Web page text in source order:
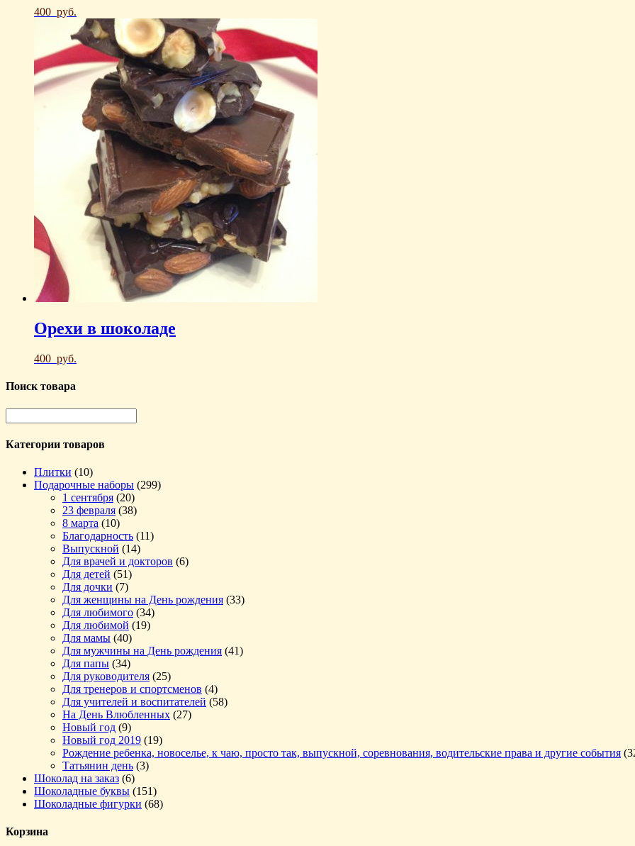
400 руб.
Орехи в шоколаде
400 руб.
Поиск товара
Категории товаров
Плитки (10)
Подарочные наборы (299)
1 сентября (20)
23 февраля (38)
8 марта (10)
Благодарность (11)
Выпускной (14)
Для врачей и докторов (6)
Для детей (51)
Для дочки (7)
Для женщины на День рождения (33)
Для любимого (34)
Для любимой (19)
Для мамы (40)
Для мужчины на День рождения (41)
Для папы (34)
Для руководителя (25)
Для тренеров и спортсменов (4)
Для учителей и воспитателей (58)
На День Влюбленных (27)
Новый год (9)
Новый год 2019 (19)
Рождение ребенка, новоселье, к чаю, просто так, выпускной, соревнования, водительские права и другие события
Татьянин день (3)
Шоколад на заказ (6)
Шоколадные буквы (151)
Шоколадные фигурки (68)
Корзина